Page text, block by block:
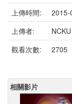
上傳時間:
2015-
上傳者:
觀看次數:
2705
相關影片